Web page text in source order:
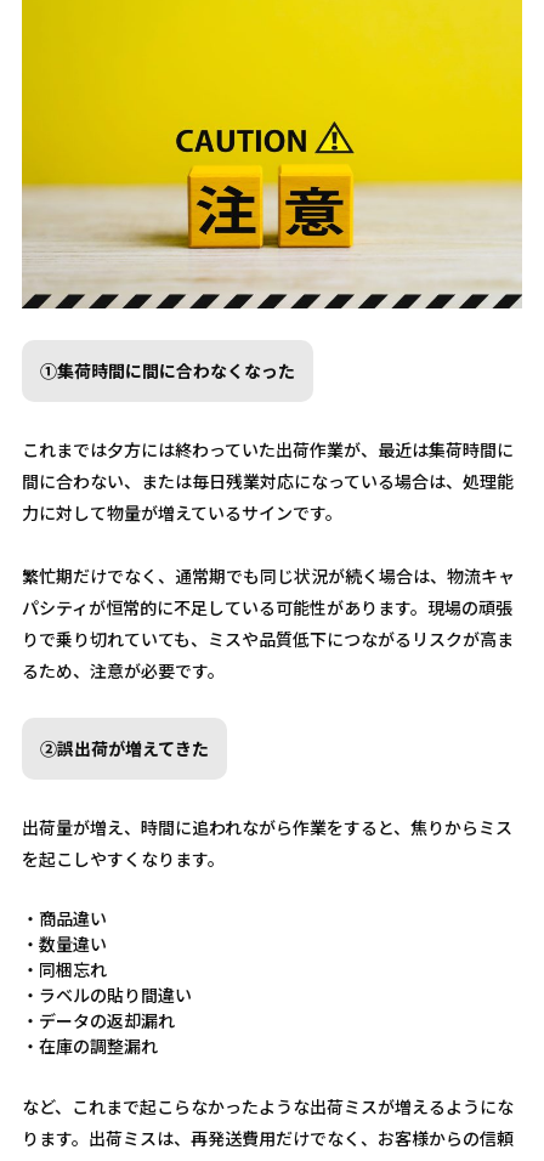
①集荷時間に間に合わなくなった
これまでは夕方には終わっていた出荷作業が、最近は集荷時間に
間に合わない、または毎日残業対応になっている場合は、処理能
力に対して物量が増えているサインです。
繁忙期だけでなく、通常期でも同じ状況が続く場合は、物流キャ
パシティが恒常的に不足している可能性があります。現場の頑張
りで乗り切れていても、ミスや品質低下につながるリスクが高ま
るため、注意が必要です。
②誤出荷が増えてきた
出荷量が増え、時間に追われながら作業をすると、焦りからミス
を起こしやすくなります。
・商品違い
・数量違い
・同梱忘れ
・ラベルの貼り間違い
・データの返却漏れ
・在庫の調整漏れ
など、これまで起こらなかったような出荷ミスが増えるようにな
ります。出荷ミスは、再発送費用だけでなく、お客様からの信頼